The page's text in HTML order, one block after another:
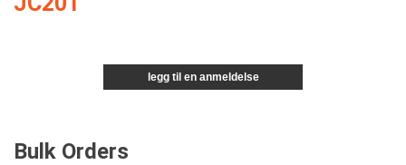
legg til en anmeldelse
Bulk Orders